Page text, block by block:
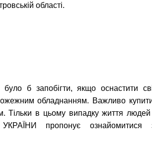
області.
б запобігти, якщо оснастити
обладнанням. Важливо
Тільки в цьому випадку життя
пропонує ознайомитися